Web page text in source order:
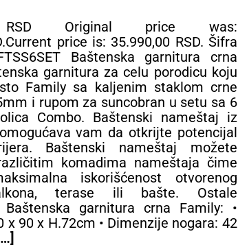
RSD Original price was:
price is: 35.990,00 RSD. Šifra
Baštenska garnitura crna
garnitura za celu porodicu koju
Family sa kaljenim staklom crne
i rupom za suncobran u setu sa 6
Combo. Baštenski nameštaj iz
vam da otkrijte potencijal
Baštenski nameštaj možete
komadima nameštaja čime
iskorišćenost otvorenog
terase ili bašte. Ostale
Baštenska garnitura crna Family: •
x 90 x H.72cm • Dimenzije nogara: 42